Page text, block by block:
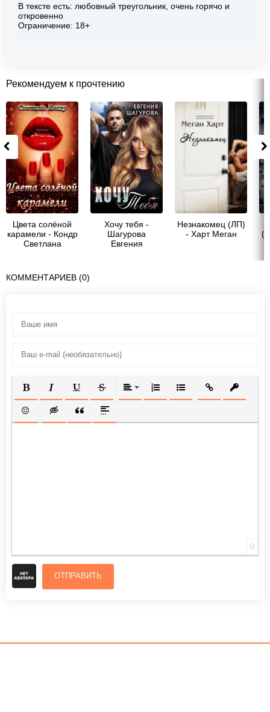
В тексте есть: любовный треугольник, очень горячо и
откровенно
Ограничение: 18+
Рекомендуем к прочтению
Цвета солёной
карамели - Кондр
Светлана
Хочу тебя -
Шагурова
Евгения
Незнакомец (ЛП)
- Харт Меган
КОММЕНТАРИЕВ (0)
ПОЛУЖИРНЫЙ
КУРСИВПОДЧЕРКНУТЫЙ
ЗАЧЕРКНУТЫЙВЫРАВНИВАНИЕ
НУМЕРОВАННЫЙ СПИСОК
МАРКИРОВАННЫЙ
ВСТАВИТЬ
ВСТАВИТЬ СМАЙЛИК
ВСТАВКА СКРЫТОГО ТЕКСТА
ВСТАВКА ЦИТАТЫ
ВСТАВКА СПОЙЛЕРА
0
ОТПРАВИТЬ